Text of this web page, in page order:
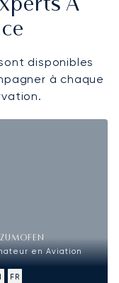
À
disponibles
à chaque
en Aviation
FR